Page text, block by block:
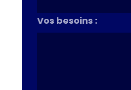
Vos besoins :